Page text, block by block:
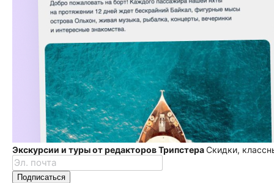
Экскурсии и туры от редакторов ТрипстераСкидки,
Подписаться